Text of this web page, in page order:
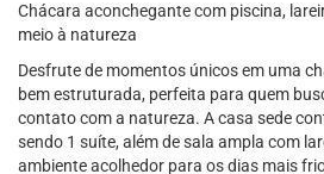
Chácara aconchegante com piscina,
meio à natureza
Desfrute de momentos únicos em uma
bem estruturada, perfeita para quem
contato com a natureza. A casa sede
sendo 1 suíte, além de sala ampla com
ambiente acolhedor para os dias mais